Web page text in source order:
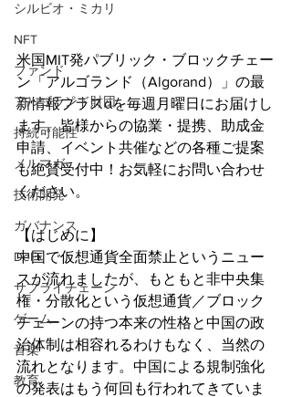
シルビオ・ミカリ
NFT
ファンド
アルゴランド財団
持続可能性
メルマガ
技術開発
ガバナンス
DeFi
サプライチェーン
ゲーム
音楽
教育
米国MIT発パブリック・ブロックチェー
ン「アルゴランド（Algorand）」の最
新情報プラスαを毎週月曜日にお届けし
ます。皆様からの協業・提携、助成金
申請、イベント共催などの各種ご提案
も絶賛受付中！お気軽にお問い合わせ
ください。
【はじめに】
中国で仮想通貨全面禁止というニュー
スが流れましたが、もともと非中央集
権・分散化という仮想通貨／ブロック
チェーンの持つ本来の性格と中国の政
治体制は相容れるわけもなく、当然の
流れとなります。中国による規制強化
の発表はもう何回も行われてきていま